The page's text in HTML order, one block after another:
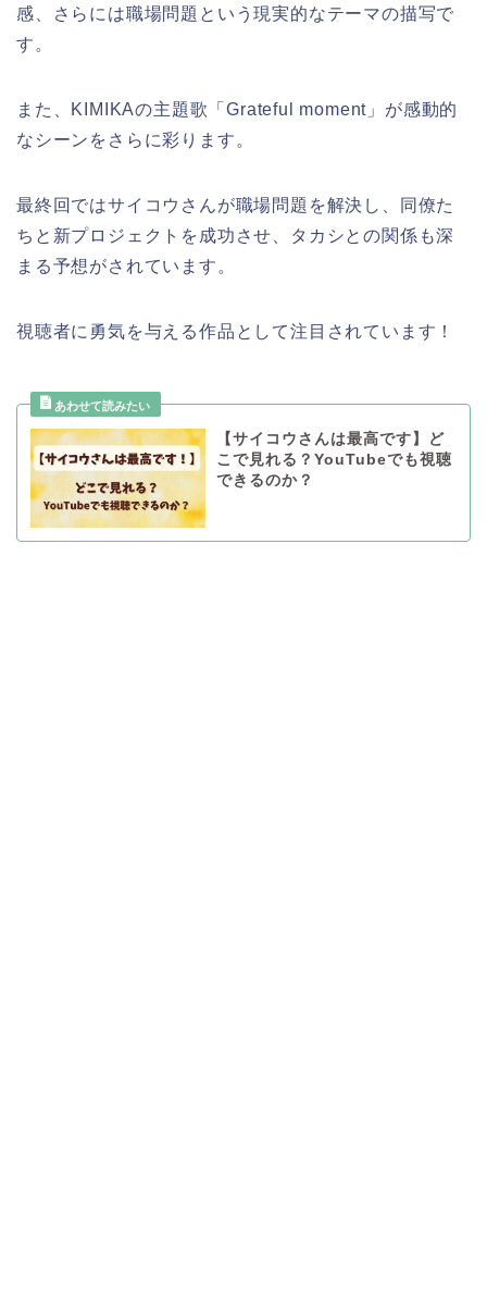
感、さらには職場問題という現実的なテーマの描写で
す。
また、KIMIKAの主題歌「Grateful moment」が感動的
なシーンをさらに彩ります。
最終回ではサイコウさんが職場問題を解決し、同僚た
ちと新プロジェクトを成功させ、タカシとの関係も深
まる予想がされています。
視聴者に勇気を与える作品として注目されています！
【サイコウさんは最高です】ど
こで見れる？YouTubeでも視聴
できるのか？